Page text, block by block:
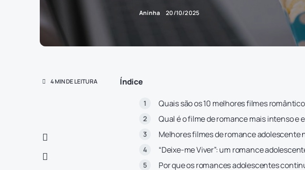
Aninha 20/10/2025
4 MIN DE LEITURA Índice
Quais são os 10 melhores filmes
Qual é o filme de romance mais intenso e
Melhores filmes de romance adolescente
“Deixe-me Viver”: um romance
Por que os romances adolescentes